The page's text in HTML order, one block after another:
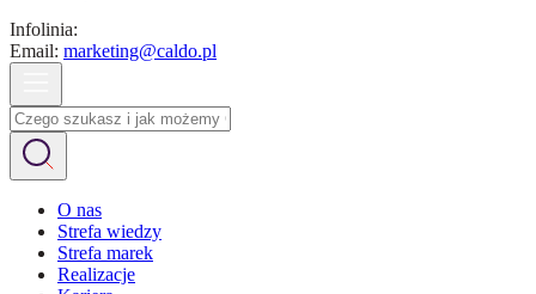
Infolinia:
Email: marketing@caldo.pl
O nas
Strefa wiedzy
Strefa marek
Realizacje